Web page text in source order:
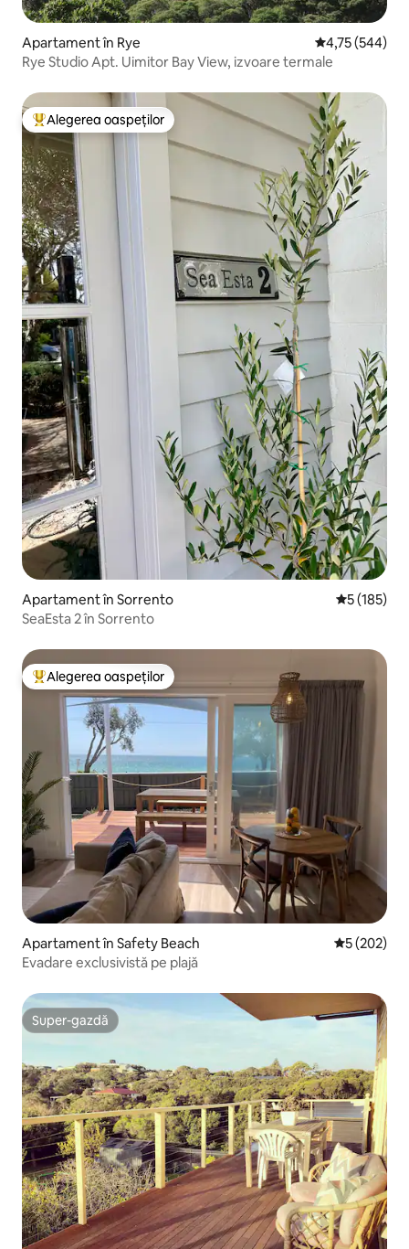
Apartament în Rye Scor mediu de
4,75 (544)
Rye Studio Apt. Uimitor Bay View, izvoare termale
Locuință din topul categoriei Alegerea oaspeților
Alegerea oaspeților
Apartament în Sorrento Scor mediu
5 (185)
SeaEsta 2 în Sorrento
Locuință din topul categoriei Alegerea oaspeților
Alegerea oaspeților
Apartament în Safety Beach Scor mediu
5 (202)
Evadare exclusivistă pe plajă
Super-gazdă
Super-gazdă